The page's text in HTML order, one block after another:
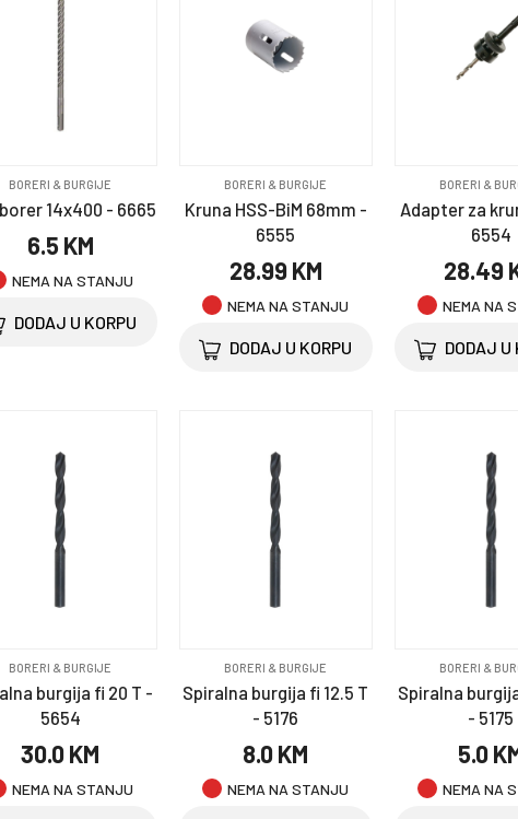
BORERI & BURGIJE
14x400 - 6665
6.5 KM
NEMA NA STANJU
DODAJ U KORPU
BORERI & BURGIJE
Kruna HSS-BiM 68mm -
6555
28.99 KM
NEMA NA STANJU
DODAJ U KORPU
BORERI &
Adapter za
6554
28.49
NEMA NA
DODAJ U
BORERI & BURGIJE
burgija fi 20 T -
5654
30.0 KM
NEMA NA STANJU
BORERI & BURGIJE
Spiralna burgija fi 12.5 T
- 5176
8.0 KM
NEMA NA STANJU
BORERI &
Spiralna
- 5175
5.0
NEMA NA